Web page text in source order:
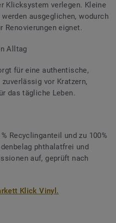
Klicksystem verlegen. Kleine
ausgeglichen, wodurch
Renovierungen eignet.
Alltag
für eine authentische,
vor Kratzern,
das tägliche Leben.
Recyclinganteil und zu 100%
phthalatfrei und
auf, geprüft nach
Klick Vinyl.